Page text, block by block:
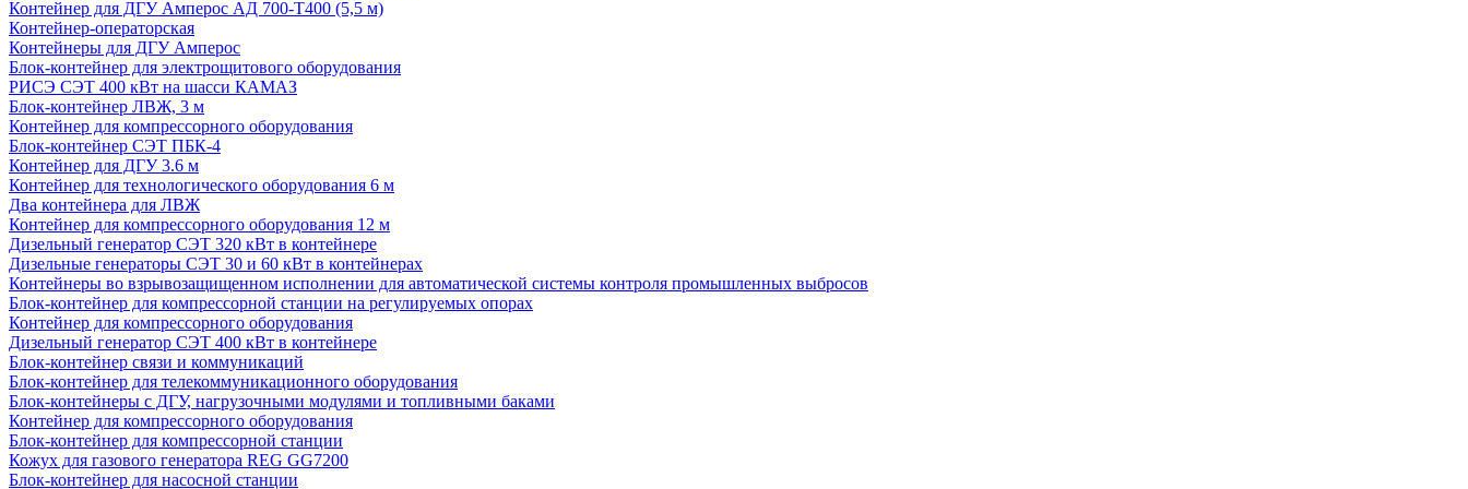
Контейнер для ДГУ Амперос АД 700-Т400 (5,5 м)
Контейнер-операторская
Контейнеры для ДГУ Амперос
Блок-контейнер для электрощитового оборудования
РИСЭ СЭТ 400 кВт на шасси КАМАЗ
Блок-контейнер ЛВЖ, 3 м
Контейнер для компрессорного оборудования
Блок-контейнер СЭТ ПБК-4
Контейнер для ДГУ 3.6 м
Контейнер для технологического оборудования 6 м
Два контейнера для ЛВЖ
Контейнер для компрессорного оборудования 12 м
Дизельный генератор СЭТ 320 кВт в контейнере
Дизельные генераторы СЭТ 30 и 60 кВт в контейнерах
Контейнеры во взрывозащищенном исполнении для автоматической системы контроля промышленных выбросов
Блок-контейнер для компрессорной станции на регулируемых опорах
Контейнер для компрессорного оборудования
Дизельный генератор СЭТ 400 кВт в контейнере
Блок-контейнер связи и коммуникаций
Блок-контейнер для телекоммуникационного оборудования
Блок-контейнеры с ДГУ, нагрузочными модулями и топливными баками
Контейнер для компрессорного оборудования
Блок-контейнер для компрессорной станции
Кожух для газового генератора REG GG7200
Блок-контейнер для насосной станции